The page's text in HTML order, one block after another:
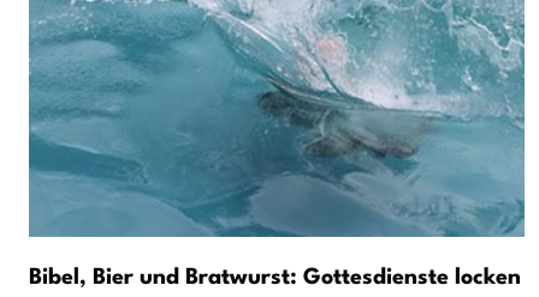
Bibel, Bier und Bratwurst: Gottesdienste locken